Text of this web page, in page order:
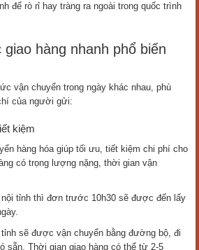
để rò rỉ hay tràng ra ngoài trong quốc trình
hàng nhanh phổ biến
vận chuyển trong ngày khác nhau, phù
của người gửi:
kiệm
hàng hóa giúp tối ưu, tiết kiệm chi phí cho
có trọng lượng nặng, thời gian vận
tỉnh thì đơn trước 10h30 sẽ được đến lấy
sẽ được vận chuyển bằng đường bộ, đi
sẵn. Thời gian giao hàng có thể từ 2-5